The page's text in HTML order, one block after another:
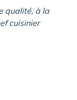
qualité, à la
cuisinier